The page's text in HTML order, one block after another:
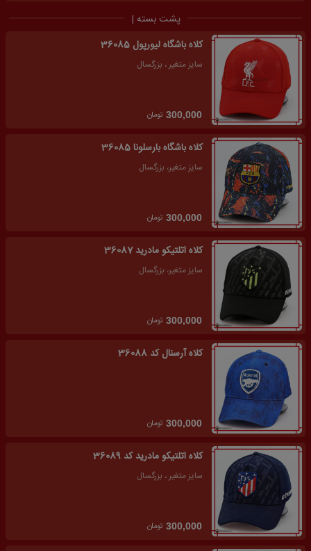
پشت بسته |
کلاه باشگاه لیورپول 36085
سایز متغیر ، بزرگسال
300,000 تومان
کلاه باشگاه بارسلونا 36085
سایز متغیر، بزرگسال
300,000 تومان
کلاه اتلتیکو مادرید 36087
سایز متغیر، بزرگسال
300,000 تومان
کلاه آرسنال کد 36088
300,000 تومان
کلاه اتلتیکو مادرید کد 36089
سایز متغیر ، بزرگسال
300,000 تومان